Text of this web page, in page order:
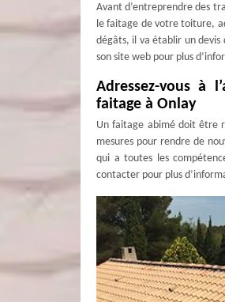
Avant d’entreprendre des
le faitage de votre toiture,
dégâts, il va établir un devis
son site web pour plus
Adressez-vous à
faitage à Onlay
Un faitage abimé doit être
mesures pour rendre de
qui a toutes les
contacter pour plus